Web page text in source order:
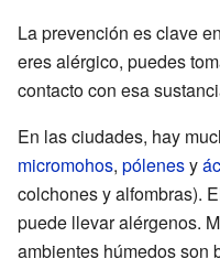
La prevención es clave
eres alérgico, puedes
contacto con esa
En las ciudades, hay
micromohos, pólenesy
colchones y alfombras).
puede llevar alérgenos.
ambientes húmedos son